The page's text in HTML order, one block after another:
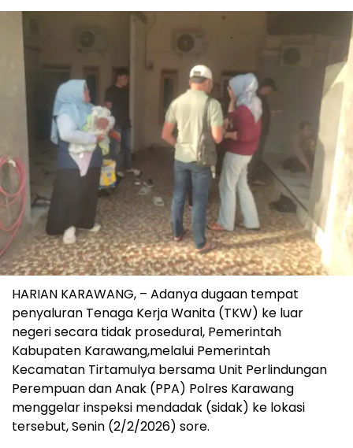
HARIAN KARAWANG, – Adanya dugaan tempat
penyaluran Tenaga Kerja Wanita (TKW) ke luar
negeri secara tidak prosedural, Pemerintah
Kabupaten Karawang,melalui Pemerintah
Kecamatan Tirtamulya bersama Unit Perlindungan
Perempuan dan Anak (PPA) Polres Karawang
menggelar inspeksi mendadak (sidak) ke lokasi
tersebut, Senin (2/2/2026) sore.